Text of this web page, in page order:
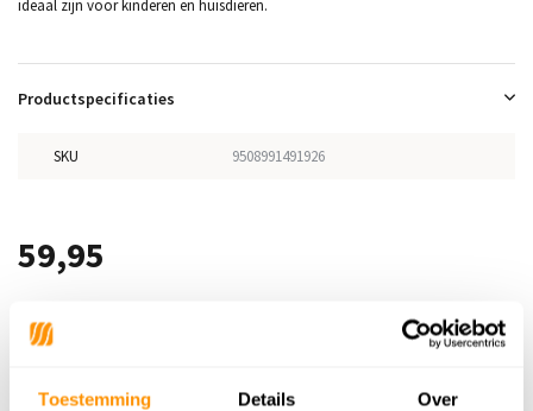
Toestemming Details Over
59,95
ideaal zijn voor kinderen en huisdieren.
Productspecificaties
SKU 9508991491926